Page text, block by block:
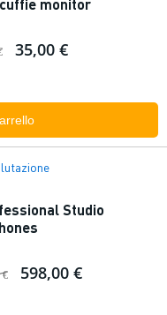
cuffie monitor
35,00 €
Studio
€ 598,00 €